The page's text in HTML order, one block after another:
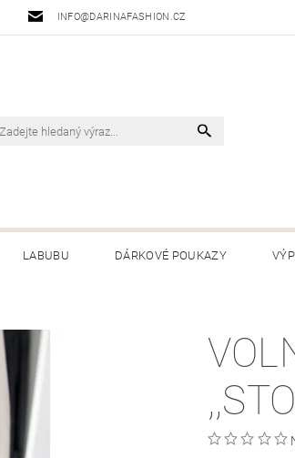
INFO@DARINAFASHION.CZ
LABUBU DÁRKOVÉ POUKAZY